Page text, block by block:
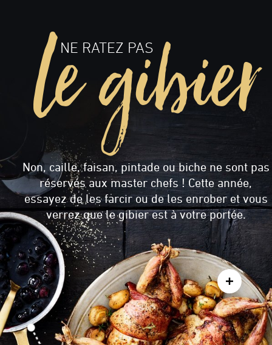
NE RATEZ PAS
le gibier
Non, caille, faisan, pintade ou biche ne sont pas
réservés aux master chefs ! Cette année,
essayez de les farcir ou de les enrober et vous
verrez que le gibier est à votre portée.